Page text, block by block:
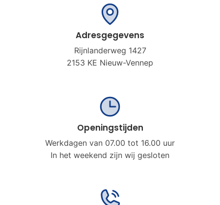
Adresgegevens
Rijnlanderweg 1427
2153 KE Nieuw-Vennep
Openingstijden
Werkdagen van 07.00 tot 16.00 uur
In het weekend zijn wij gesloten